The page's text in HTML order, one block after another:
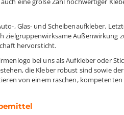
, Glas- und Scheibenaufkleber.
zielgruppenwirksame Außenwirkung
hervorsticht.
bei uns als Aufkleber oder
die Kleber robust sind sowie
von einem raschen, kompetenten